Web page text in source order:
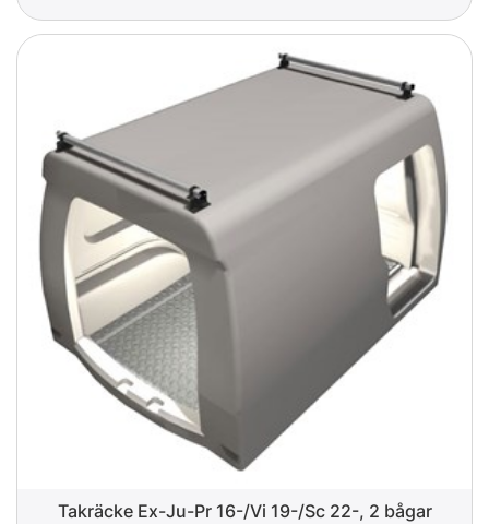
Takräcke Ex-Ju-Pr 16-/Vi 19-/Sc 22-, 2 bågar